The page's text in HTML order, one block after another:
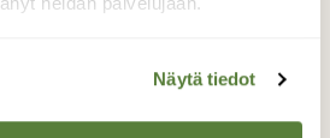
Näytä tiedot